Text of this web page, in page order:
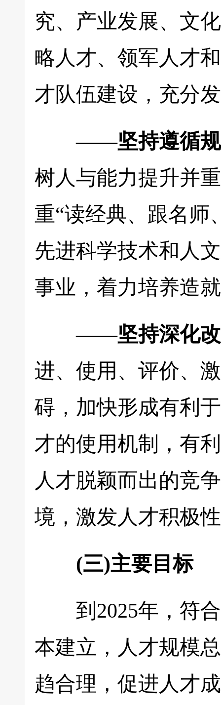
究、产业发展、文
略人才、领军人才
才队伍建设，充分
——坚持遵循
树人与能力提升并
重“读经典、跟名师
先进科学技术和人
事业，着力培养造
——坚持深化
进、使用、评价、
碍，加快形成有利
才的使用机制，有
人才脱颖而出的竞
境，激发人才积极
(三)主要目标
到2025年，符合
本建立，人才规模
趋合理，促进人才